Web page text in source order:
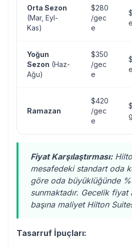
Orta Sezon
(Mar, Eyl-
Kas)
$280
/gec
e
Yoğun
Sezon (Haz-
Ağu)
$350
/gec
e
Ramazan
$420
/gec
e
Fiyat Karşılaştırması:
mesafedeki standart oda
göre oda büyüklüğünde
sunmaktadır. Gecelik fiyat
başına maliyet Hilton
Tasarruf İpuçları: